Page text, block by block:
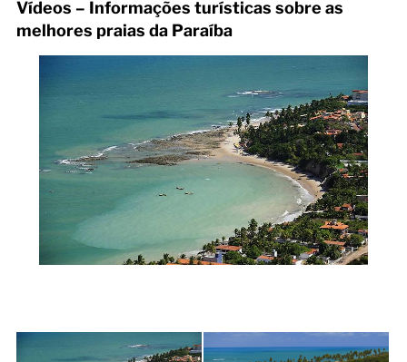
Vídeos – Informações turísticas sobre as
melhores praias da Paraíba